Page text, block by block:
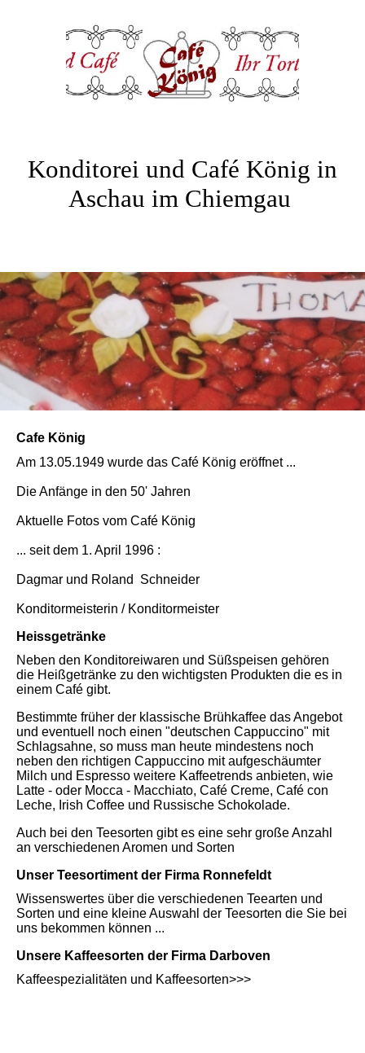
Konditorei und Café König in
Aschau im Chiemgau
Cafe König
Am 13.05.1949 wurde das Café König eröffnet ...
Die Anfänge in den 50' Jahren
Aktuelle Fotos vom Café König
... seit dem 1. April 1996 :
Dagmar und Roland Schneider
Konditormeisterin / Konditormeister
Heissgetränke
Neben den Konditoreiwaren und Süßspeisen gehören
die Heißgetränke zu den wichtigsten Produkten die es in
einem Café gibt.
Bestimmte früher der klassische Brühkaffee das Angebot
und eventuell noch einen "deutschen Cappuccino" mit
Schlagsahne, so muss man heute mindestens noch
neben den richtigen Cappuccino mit aufgeschäumter
Milch und Espresso weitere Kaffeetrends anbieten, wie
Latte - oder Mocca - Macchiato, Café Creme, Café con
Leche, Irish Coffee und Russische Schokolade.
Auch bei den Teesorten gibt es eine sehr große Anzahl
an verschiedenen Aromen und Sorten
Unser Teesortiment der Firma Ronnefeldt
Wissenswertes über die verschiedenen Teearten und
Sorten und eine kleine Auswahl der Teesorten die Sie bei
uns bekommen können ...
Unsere Kaffeesorten der Firma Darboven
Kaffeespezialitäten und Kaffeesorten>>>